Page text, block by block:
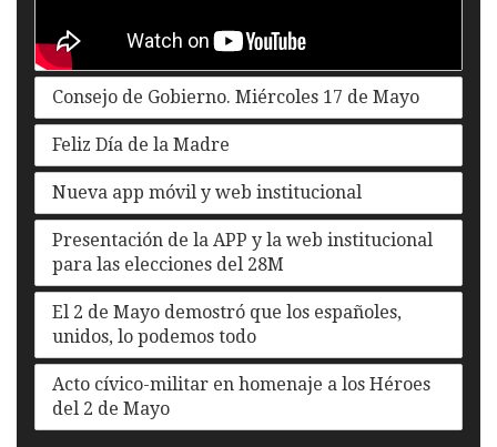
Consejo de Gobierno. Miércoles 17 de Mayo
Feliz Día de la Madre
Nueva app móvil y web institucional
Presentación de la APP y la web institucional
para las elecciones del 28M
El 2 de Mayo demostró que los españoles,
unidos, lo podemos todo
Acto cívico-militar en homenaje a los Héroes
del 2 de Mayo